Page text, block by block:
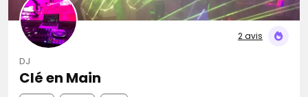
2 avis
DJ
Clé en Main